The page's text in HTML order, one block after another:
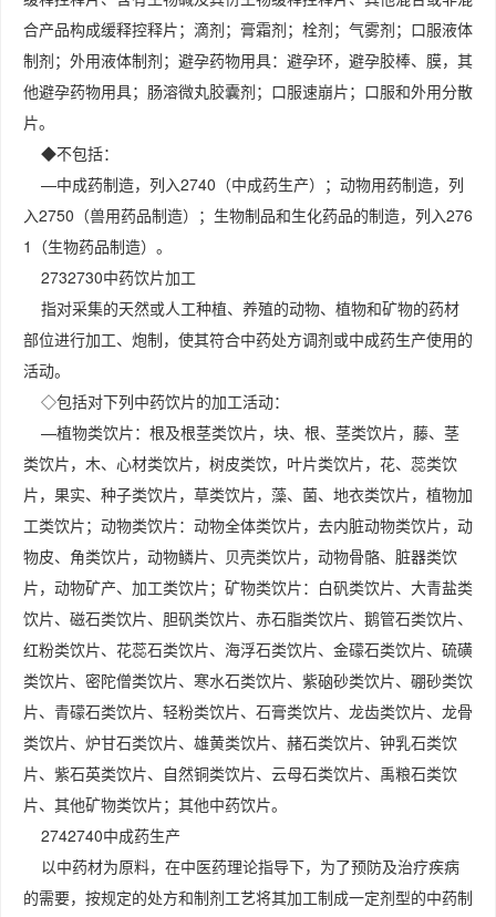
合产品构成缓释控释片；滴剂；膏霜剂；栓剂；气雾剂；口服液体
制剂；外用液体制剂；避孕药物用具：避孕环，避孕胶棒、膜，其
他避孕药物用具；肠溶微丸胶囊剂；口服速崩片；口服和外用分散
片。
◆不包括：
—中成药制造，列入2740（中成药生产）；动物用药制造，列
入2750（兽用药品制造）；生物制品和生化药品的制造，列入276
1（生物药品制造）。
2732730中药饮片加工
指对采集的天然或人工种植、养殖的动物、植物和矿物的药材
部位进行加工、炮制，使其符合中药处方调剂或中成药生产使用的
活动。
◇包括对下列中药饮片的加工活动：
—植物类饮片：根及根茎类饮片，块、根、茎类饮片，藤、茎
类饮片，木、心材类饮片，树皮类饮，叶片类饮片，花、蕊类饮
片，果实、种子类饮片，草类饮片，藻、菌、地衣类饮片，植物加
工类饮片；动物类饮片：动物全体类饮片，去内脏动物类饮片，动
物皮、角类饮片，动物鳞片、贝壳类饮片，动物骨骼、脏器类饮
片，动物矿产、加工类饮片；矿物类饮片：白矾类饮片、大青盐类
饮片、磁石类饮片、胆矾类饮片、赤石脂类饮片、鹅管石类饮片、
红粉类饮片、花蕊石类饮片、海浮石类饮片、金礞石类饮片、硫磺
类饮片、密陀僧类饮片、寒水石类饮片、紫硇砂类饮片、硼砂类饮
片、青礞石类饮片、轻粉类饮片、石膏类饮片、龙齿类饮片、龙骨
类饮片、炉甘石类饮片、雄黄类饮片、赭石类饮片、钟乳石类饮
片、紫石英类饮片、自然铜类饮片、云母石类饮片、禹粮石类饮
片、其他矿物类饮片；其他中药饮片。
2742740中成药生产
以中药材为原料，在中医药理论指导下，为了预防及治疗疾病
的需要，按规定的处方和制剂工艺将其加工制成一定剂型的中药制